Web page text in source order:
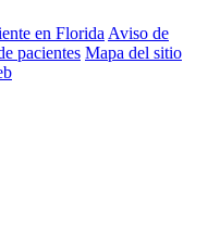
en Florida Aviso de
pacientes Mapa del sitio